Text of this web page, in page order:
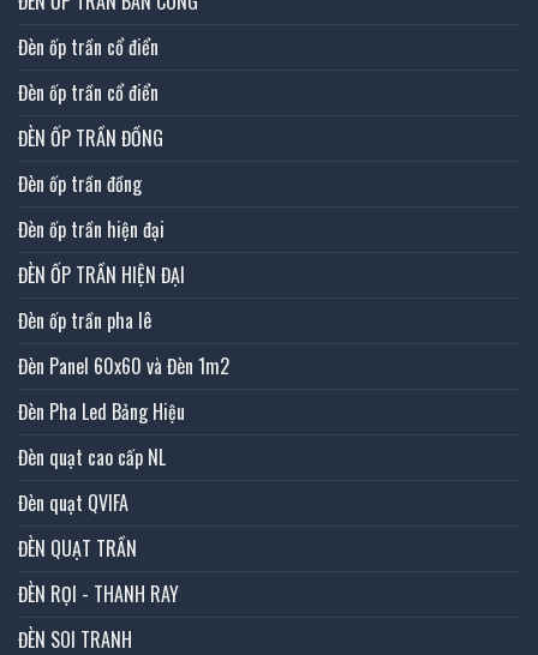
Đèn ốp trần cổ điển
Đèn ốp trần cổ điển
ĐÈN ỐP TRẦN ĐỒNG
Đèn ốp trần đồng
Đèn ốp trần hiện đại
ĐÈN ỐP TRẦN HIỆN ĐẠI
Đèn ốp trần pha lê
Đèn Panel 60x60 và Đèn 1m2
Đèn Pha Led Bảng Hiệu
Đèn quạt cao cấp NL
Đèn quạt QVIFA
ĐÈN QUẠT TRẦN
ĐÈN RỌI - THANH RAY
ĐÈN SOI TRANH